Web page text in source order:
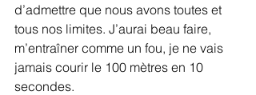
d’admettre que nous avons toutes et
tous nos limites. J’aurai beau faire,
m’entraîner comme un fou, je ne vais
jamais courir le 100 mètres en 10
secondes.